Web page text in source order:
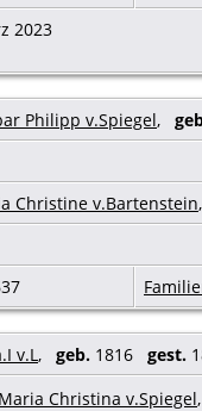
2023
Philipp v.Spiegel,
Christine v.Bartenstein
v.L , geb. 1816 gest.
Maria Christina v.Spiegel